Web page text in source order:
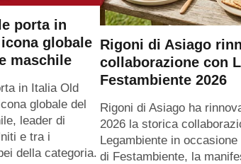
porta in
globale
maschile
in Italia Old
globale del
leader di
e tra i
della categoria.
Rigoni di Asiago
collaborazione con
Festambiente 2026
Rigoni di Asiago ha
2026 la storica
Legambiente in occasione
di Festambiente, la